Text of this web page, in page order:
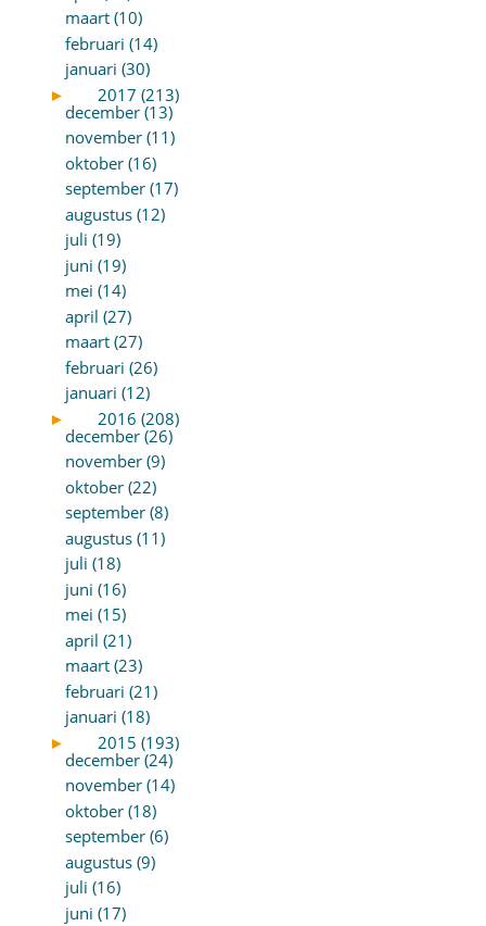
maart (10)
februari (14)
januari (30)
►
2017 (213)
december (13)
november (11)
oktober (16)
september (17)
augustus (12)
juli (19)
juni (19)
mei (14)
april (27)
maart (27)
februari (26)
januari (12)
►
2016 (208)
december (26)
november (9)
oktober (22)
september (8)
augustus (11)
juli (18)
juni (16)
mei (15)
april (21)
maart (23)
februari (21)
januari (18)
►
2015 (193)
december (24)
november (14)
oktober (18)
september (6)
augustus (9)
juli (16)
juni (17)